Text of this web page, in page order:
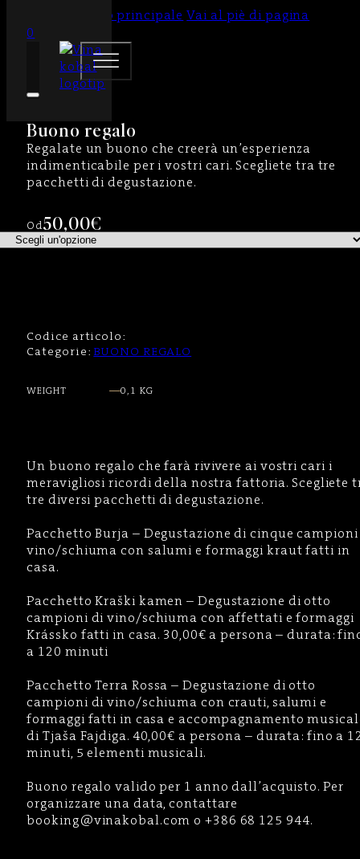
Vai al contenuto principale Vai al piè di pagina
0
Buono regalo
Regalate un buono che creerà un’esperienza
indimenticabile per i vostri cari. Scegliete tra tre
pacchetti di degustazione.
Od50,00€
Codice articolo:
Categorie:BUONO REGALO
WEIGHT 0,1 KG
Un buono regalo che farà rivivere ai vostri cari i
meravigliosi ricordi della nostra fattoria. Scegliete
tre diversi pacchetti di degustazione.
Pacchetto Burja – Degustazione di cinque
vino/schiuma con salumi e formaggi kraut fatti in
casa.
Pacchetto Kraški kamen – Degustazione di otto
campioni di vino/schiuma con affettati e formaggi
Krássko fatti in casa. 30,00€ a persona – durata:
a 120 minuti
Pacchetto Terra Rossa – Degustazione di otto
campioni di vino/schiuma con crauti, salumi e
formaggi fatti in casa e accompagnamento
di Tjaša Fajdiga. 40,00€ a persona – durata: fino a
minuti, 5 elementi musicali.
Buono regalo valido per 1 anno dall’acquisto. Per
organizzare una data, contattare
booking@vinakobal.com o +386 68 125 944.